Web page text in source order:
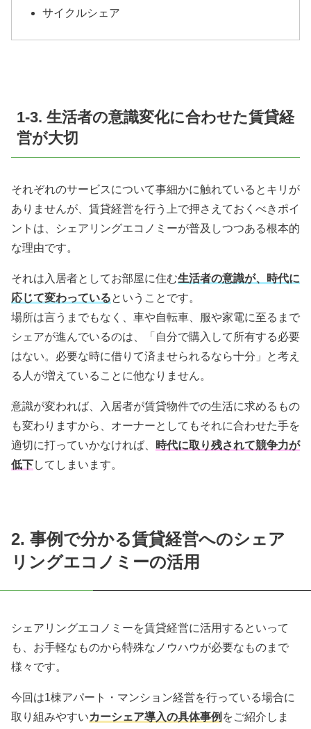
サイクルシェア
1-3. 生活者の意識変化に合わせた賃貸経
営が大切
それぞれのサービスについて事細かに触れているとキリが
ありませんが、賃貸経営を行う上で押さえておくべきポイ
ントは、シェアリングエコノミーが普及しつつある根本的
な理由です。
それは入居者としてお部屋に住む生活者の意識が、時代に
応じて変わっているということです。
場所は言うまでもなく、車や自転車、服や家電に至るまで
シェアが進んでいるのは、「自分で購入して所有する必要
はない。必要な時に借りて済ませられるなら十分」と考え
る人が増えていることに他なりません。
意識が変われば、入居者が賃貸物件での生活に求めるもの
も変わりますから、オーナーとしてもそれに合わせた手を
適切に打っていかなければ、
時代に取り残されて競争力が
低下してしまいます。
2. 事例で分かる賃貸経営へのシェア
リングエコノミーの活用
シェアリングエコノミーを賃貸経営に活用するといって
も、お手軽なものから特殊なノウハウが必要なものまで
様々です。
今回は1棟アパート・マンション経営を行っている場合に
取り組みやすいカーシェア導入の具体事例 をご紹介しま